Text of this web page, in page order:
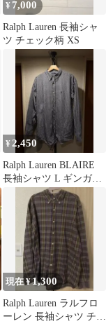
¥ 7,000
Ralph Lauren 長袖シャ
ツ チェック柄 XS
¥ 2,450
Ralph Lauren BLAIRE
長袖シャツ L ギンガム
チェック
現在 ¥1,300
Ralph Lauren ラルフロ
ーレン 長袖シャツ チェ